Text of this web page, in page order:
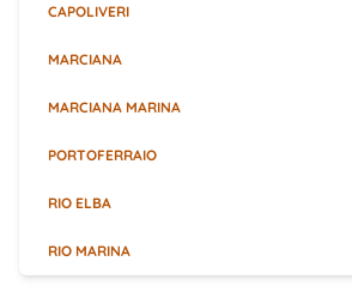
CAPOLIVERI
MARCIANA
MARCIANA MARINA
PORTOFERRAIO
RIO ELBA
RIO MARINA